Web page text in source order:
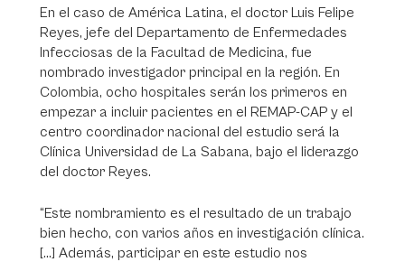
En el caso de América Latina, el doctor Luis Felipe
Reyes, jefe del Departamento de Enfermedades
Infecciosas de la Facultad de Medicina, fue
nombrado investigador principal en la región. En
Colombia, ocho hospitales serán los primeros en
empezar a incluir pacientes en el REMAP-CAP y el
centro coordinador nacional del estudio será la
Clínica Universidad de La Sabana, bajo el liderazgo
del doctor Reyes.
“Este nombramiento es el resultado de un trabajo
bien hecho, con varios años en investigación clínica.
[…] Además, participar en este estudio nos